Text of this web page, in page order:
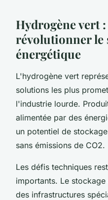
Hydrogène vert
révolutionner le
énergétique
L'hydrogène vert
solutions les plus
l'industrie lourde.
alimentée par des
un potentiel de
sans émissions de CO2.
Les défis techniques
importants. Le
des infrastructures